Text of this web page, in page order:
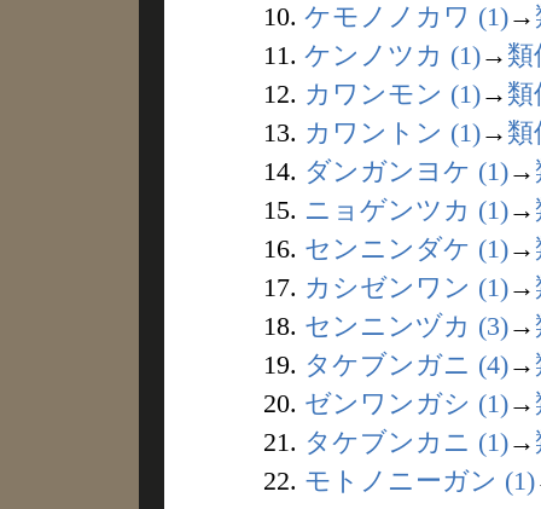
10. ケモノノカワ (1)→
11. ケンノツカ (1)→ 類
12. カワンモン (1)→ 類
13. カワントン (1)→ 類
14. ダンガンヨケ (1)→
15. ニョゲンツカ (1)→
16. センニンダケ (1)→
17. カシゼンワン (1)→
18. センニンヅカ (3)→
19. タケブンガニ (4)→
20. ゼンワンガシ (1)→
21. タケブンカニ (1)→
22. モトノニーガン (1)